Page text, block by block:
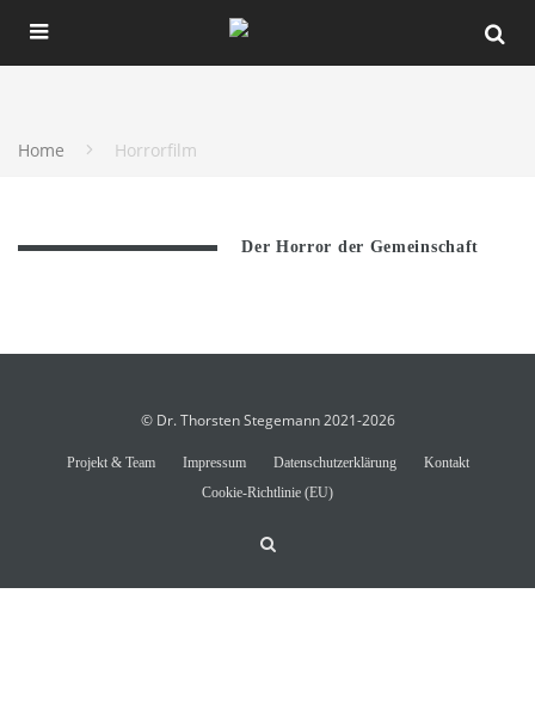
Home Horrorfilm
Der Horror der Gemeinschaft
© Dr. Thorsten Stegemann 2021-2026
Projekt & Team Impressum Datenschutzerklärung
Kontakt
Cookie-Richtlinie (EU)